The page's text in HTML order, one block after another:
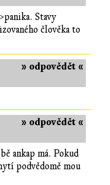
Stavy
člověka to
» odpovědět «
» odpovědět «
ankap má. Pokud
podvědomě mou